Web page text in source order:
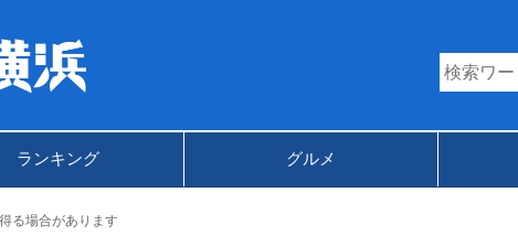
ランキング グルメ
る場合があります